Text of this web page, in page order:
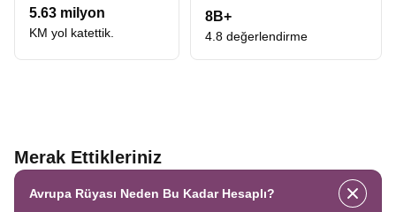
5.63 milyon
KM yol katettik.
8B+
4.8 değerlendirme
Merak Ettikleriniz
Avrupa Rüyası Neden Bu Kadar Hesaplı?